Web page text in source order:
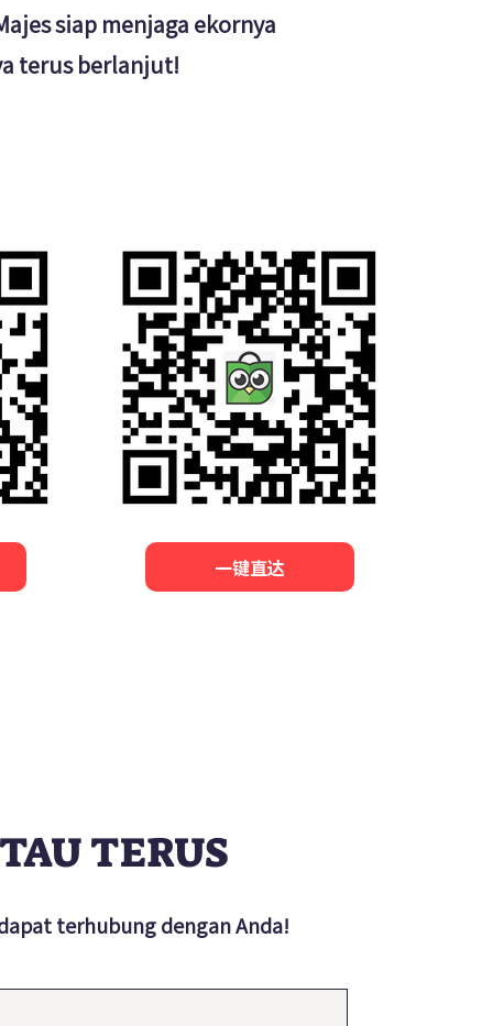
siap menjaga ekornya
terus berlanjut!
一键直达
TERUS
terhubung dengan Anda!